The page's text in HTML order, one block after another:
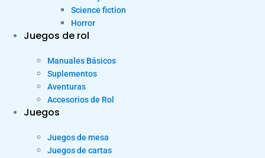
Science fiction
Horror
Juegos de rol
Manuales Básicos
Suplementos
Aventuras
Accesorios de Rol
Juegos
Juegos de mesa
Juegos de cartas